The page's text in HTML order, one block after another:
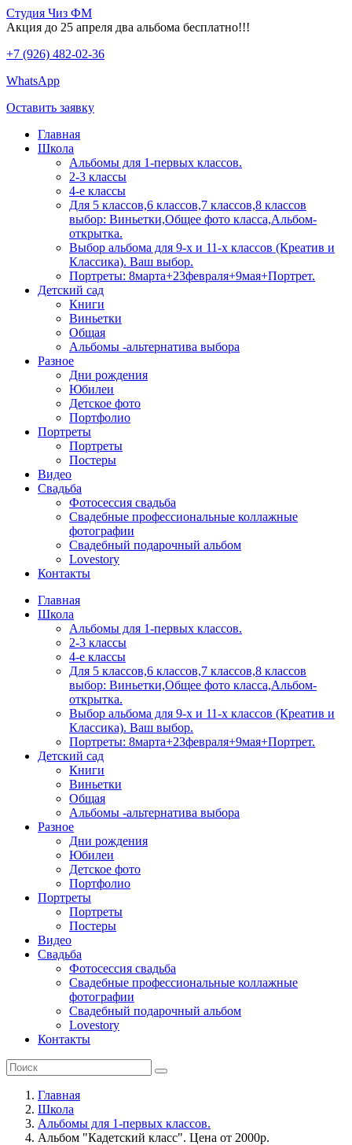
Студия Чиз ФМ
Акция до 25 апреля два альбома бесплатно!!!
+7 (926) 482-02-36
WhatsApp
Оставить заявку
Главная
Школа
Альбомы для 1-первых классов.
2-3 классы
4-е классы
Для 5 классов,6 классов,7 классов,8 классов
выбор: Виньетки,Общее фото класса,Альбом-
открытка.
Выбор альбома для 9-х и 11-х классов (Креатив и
Классика). Ваш выбор.
Портреты: 8марта+23февраля+9мая+Портрет.
Детский сад
Книги
Виньетки
Общая
Альбомы -альтернатива выбора
Разное
Дни рождения
Юбилеи
Детское фото
Портфолио
Портреты
Портреты
Постеры
Видео
Свадьба
Фотосессия свадьба
Свадебные профессиональные коллажные
фотографии
Свадебный подарочный альбом
Lovestory
Контакты
Главная
Школа
Альбомы для 1-первых классов.
2-3 классы
4-е классы
Для 5 классов,6 классов,7 классов,8 классов
выбор: Виньетки,Общее фото класса,Альбом-
открытка.
Выбор альбома для 9-х и 11-х классов (Креатив и
Классика). Ваш выбор.
Портреты: 8марта+23февраля+9мая+Портрет.
Детский сад
Книги
Виньетки
Общая
Альбомы -альтернатива выбора
Разное
Дни рождения
Юбилеи
Детское фото
Портфолио
Портреты
Портреты
Постеры
Видео
Свадьба
Фотосессия свадьба
Свадебные профессиональные коллажные
фотографии
Свадебный подарочный альбом
Lovestory
Контакты
Главная
Школа
Альбомы для 1-первых классов.
Альбом "Кадетский класс". Цена от 2000р.